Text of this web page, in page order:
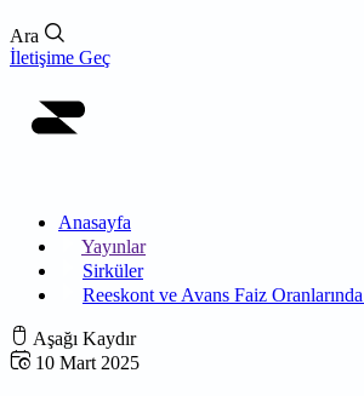
Ara
İletişime Geç
Anasayfa
Yayınlar
Sirküler
Reeskont ve Avans Faiz
Aşağı Kaydır
10 Mart 2025